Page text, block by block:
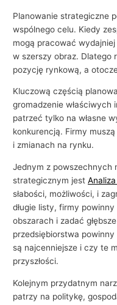
Planowanie strategiczne
wspólnego celu. Kiedy
mogą pracować
w szerszy obraz. Dlatego
pozycję rynkową, a
Kluczową częścią
gromadzenie właściwych
patrzeć tylko na własne
konkurencją. Firmy
i zmianach na rynku.
Jednym z powszechnych
strategicznym jest
słabości, możliwości, i
długie listy, firmy
obszarach i zadać
przedsiębiorstwa
są najcenniejsze i czy te
przyszłości.
Kolejnym przydatnym
patrzy na politykę,